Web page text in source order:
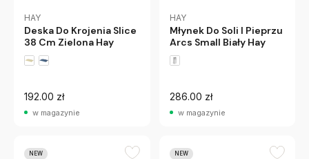
HAY
Deska Do Krojenia Slice
38 Cm Zielona Hay
192.00 zł
w magazynie
HAY
Młynek Do Soli I Pieprzu
Arcs Small Biały Hay
286.00 zł
w magazynie
NEW NEW